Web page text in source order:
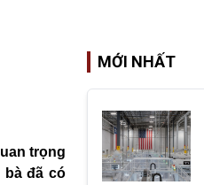
trọng
bà đã có
MỚI NHẤT